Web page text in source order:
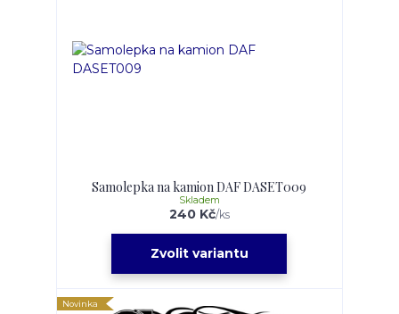
Samolepka na kamion DAF DASET009
240 Kč/ks
Skladem
Zvolit variantu
Novinka